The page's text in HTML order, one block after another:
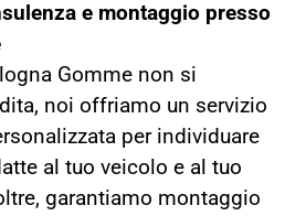
e montaggio presso
Gomme non si
noi offriamo un servizio
per individuare
al tuo veicolo e al tuo
garantiamo montaggio